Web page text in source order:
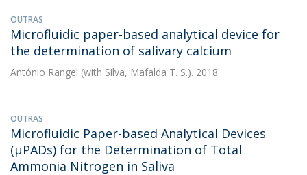
OUTRAS
Microfluidic paper-based analytical device for
the determination of salivary calcium
António Rangel (with Silva, Mafalda T. S.). 2018.
OUTRAS
Microfluidic Paper-based Analytical Devices
(µPADs) for the Determination of Total
Ammonia Nitrogen in Saliva